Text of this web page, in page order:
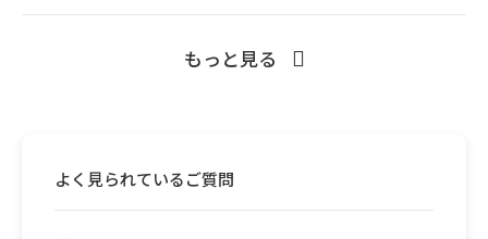
もっと見る
よく見られているご質問